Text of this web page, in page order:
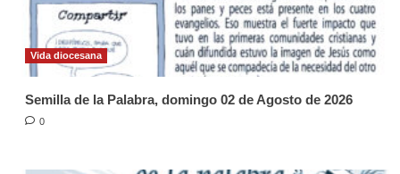
Vida diocesana
Semilla de la Palabra, domingo 02 de Agosto de 2026
0